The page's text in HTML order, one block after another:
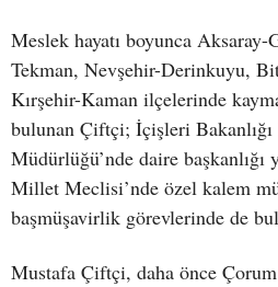
Meslek hayatı boyunca
Tekman, Nevşehir-Derinkuyu,
Kırşehir-Kaman ilçelerinde
bulunan Çiftçi; İçişleri Bakanlığı
Müdürlüğü’nde daire
Millet Meclisi’nde özel kalem
başmüşavirlik görevlerinde de
Mustafa Çiftçi, daha önce